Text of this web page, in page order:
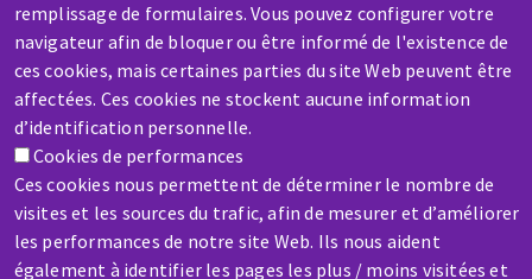
remplissage de formulaires. Vous pouvez configurer votre
navigateur afin de bloquer ou être informé de l'existence de
ces cookies, mais certaines parties du site Web peuvent être
affectées. Ces cookies ne stockent aucune information
d’identification personnelle.
Cookies de performances
Ces cookies nous permettent de déterminer le nombre de
visites et les sources du trafic, afin de mesurer et d’améliorer
les performances de notre site Web. Ils nous aident
également à identifier les pages les plus / moins visitées et
Contact-us
Skip
to
main